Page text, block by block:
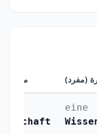
معرفة (مفرد)
eine